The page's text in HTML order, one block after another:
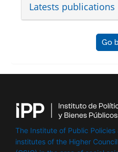
Latests publications
Go
The Institute of Public
institutes of the Higher